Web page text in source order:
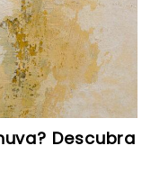
Descubra